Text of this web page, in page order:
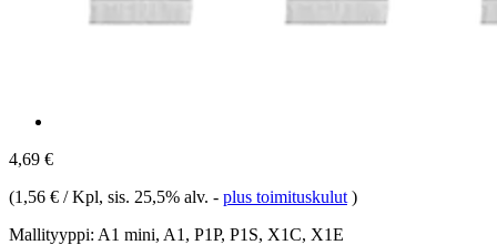
4,69 €
(1,56 € / Kpl, sis. 25,5% alv. - plus toimituskulut )
Mallityyppi: A1 mini, A1, P1P, P1S, X1C, X1E